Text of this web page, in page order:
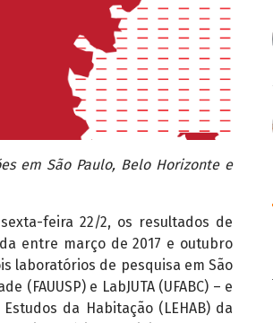
em São Paulo, Belo Horizonte e
feira 22/2, os resultados de
entre março de 2017 e outubro
laboratórios de pesquisa em São
e LabJUTA (UFABC) – e
da Habitação (LEHAB) da